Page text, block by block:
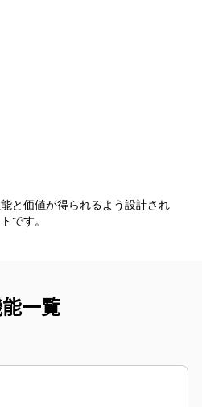
と価値が得られるよう設計され
です。
一覧